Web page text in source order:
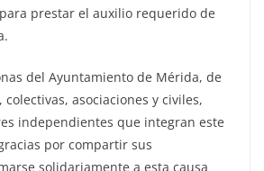
prestar el auxilio requerido de
del Ayuntamiento de Mérida, de
asociaciones y civiles,
independientes que integran este
por compartir sus
solidariamente a esta causa